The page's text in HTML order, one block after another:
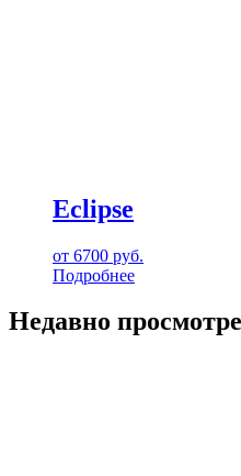
Eclipse
от 6700 руб.
Подробнее
Недавно